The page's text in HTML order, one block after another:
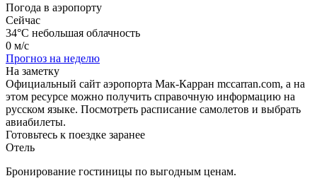
Погода в аэропорту
Сейчас
34°C небольшая облачность
0 м/с
Прогноз на неделю
На заметку
Официальный сайт аэропорта Мак-Карран mccarran.com, а на
этом ресурсе можно получить справочную информацию на
русском языке. Посмотреть расписание самолетов и выбрать
авиабилеты.
Готовьтесь к поездке заранее
Отель
Бронирование гостиницы по выгодным ценам.